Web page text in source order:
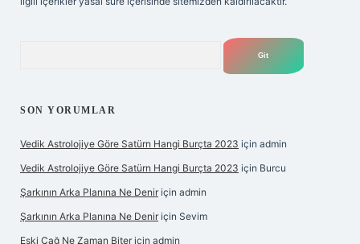
SON YORUMLAR
Vedik Astrolojiye Göre Satürn Hangi Burçta 2023 için admin
Vedik Astrolojiye Göre Satürn Hangi Burçta 2023 için Burcu
Şarkının Arka Planına Ne Denir için admin
Şarkının Arka Planına Ne Denir için Sevim
Eski Çağ Ne Zaman Biter için admin